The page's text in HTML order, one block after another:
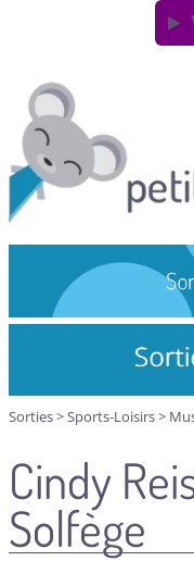
Sorties>Sports-Loisirs>
Cindy
Solfège